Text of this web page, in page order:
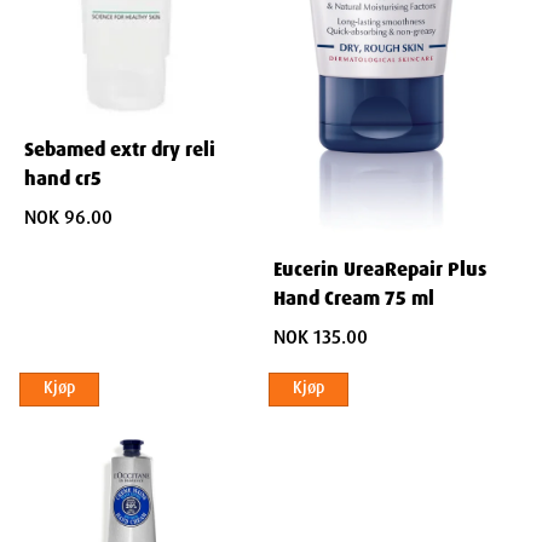
Bygger opp og beskytter hudens naturlige barriere.
Forhindrer tap av fuktighet og beskytter mot ytre
Forebygger Ytterligere Uttørking og Irritasjon
Øker hendenes motstandskraft mot tøffe forhold.
Hjelper med å holde huden myk og smidig.
Ideell for bruk gjennom dagen, selv før berøring av
Umiddelbar Komfort
Gir en umiddelbar følelse av komfort uten å kompromittere
med effektivitet.
Sebamed extr dry reli
hand cr5
NOK 96.00
Kjøp
Eucerin UreaRepair Plus
Hand Cream 75 ml
NOK 135.00
Kjøp